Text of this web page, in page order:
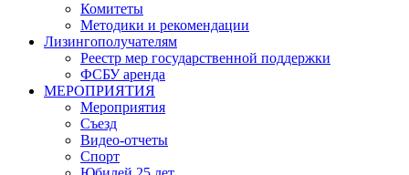
Комитеты
Методики и рекомендации
Лизингополучателям
Реестр мер государственной поддержки
ФСБУ аренда
МЕРОПРИЯТИЯ
Мероприятия
Съезд
Видео-отчеты
Спорт